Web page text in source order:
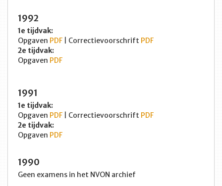
1992
1e tijdvak:
Opgaven PDF | Correctievoorschrift PDF
2e tijdvak:
Opgaven PDF
1991
1e tijdvak:
Opgaven PDF | Correctievoorschrift PDF
2e tijdvak:
Opgaven PDF
1990
Geen examens in het NVON archief